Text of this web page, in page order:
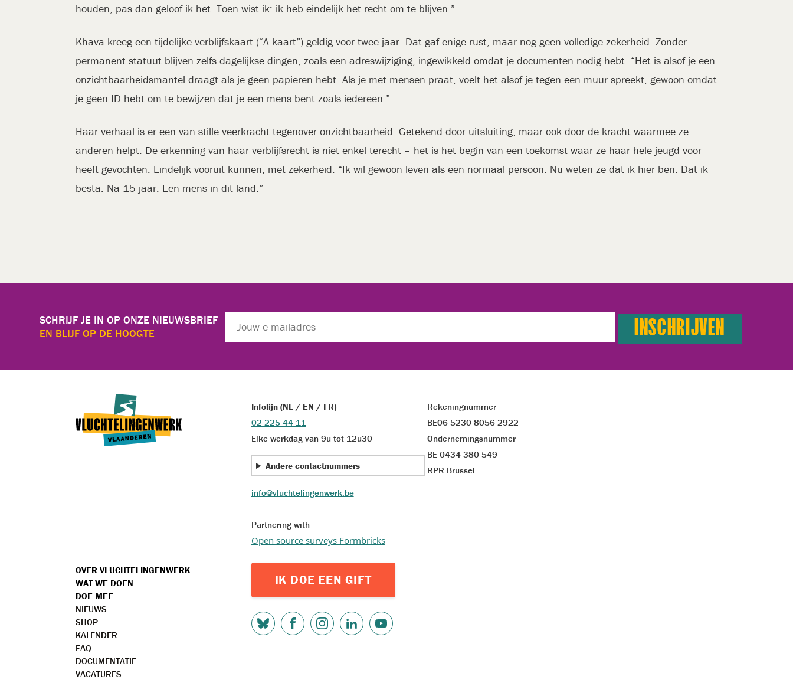
houden, pas dan geloof ik het. Toen wist ik: ik heb eindelijk het recht om te blijven.”
Khava kreeg een tijdelijke verblijfskaart (“A-kaart”) geldig voor twee jaar. Dat gaf enige rust, maar nog geen volledige zekerheid. Zonder
permanent statuut blijven zelfs dagelijkse dingen, zoals een adreswijziging, ingewikkeld omdat je documenten nodig hebt. “Het is alsof je een
onzichtbaarheidsmantel draagt als je geen papieren hebt. Als je met mensen praat, voelt het alsof je tegen een muur spreekt, gewoon omdat
je geen ID hebt om te bewijzen dat je een mens bent zoals iedereen.”
Haar verhaal is er een van stille veerkracht tegenover onzichtbaarheid. Getekend door uitsluiting, maar ook door de kracht waarmee ze
anderen helpt. De erkenning van haar verblijfsrecht is niet enkel terecht – het is het begin van een toekomst waar ze haar hele jeugd voor
heeft gevochten. Eindelijk vooruit kunnen, met zekerheid. “Ik wil gewoon leven als een normaal persoon. Nu weten ze dat ik hier ben. Dat ik
besta. Na 15 jaar. Een mens in dit land.”
SCHRIJF JE IN OP ONZE NIEUWSBRIEF
EN BLIJF OP DE HOOGTE
Infolijn (NL / EN / FR)
02 225 44 11
Elke werkdag van 9u tot 12u30
Andere contactnummers
info@vluchtelingenwerk.be
Partnering with
Open source surveys Formbricks
Rekeningnummer
BE06 5230 8056 2922
Ondernemingsnummer
BE 0434 380 549
RPR Brussel
VOET
MENU
OVER VLUCHTELINGENWERK
WAT WE DOEN
DOE MEE
TOPMENU
NIEUWS
SHOP
KALENDER
FAQ
DOCUMENTATIE
VACATURES
IK DOE EEN GIFT
SOCIAL